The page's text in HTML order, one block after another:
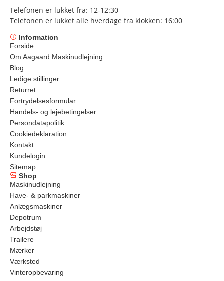
Telefonen er lukket fra: 12-12:30
Telefonen er lukket alle hverdage fra klokken: 16:00
Information
Forside
Om Aagaard Maskinudlejning
Blog
Ledige stillinger
Returret
Fortrydelsesformular
Handels- og lejebetingelser
Persondatapolitik
Cookiedeklaration
Kontakt
Kundelogin
Sitemap
Shop
Maskinudlejning
Have- & parkmaskiner
Anlægsmaskiner
Depotrum
Arbejdstøj
Trailere
Mærker
Værksted
Vinteropbevaring